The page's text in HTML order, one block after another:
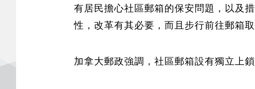
有居民擔心社區郵箱的保安問題，以及
性，改革有其必要，而且步行前往郵箱
加拿大郵政強調，社區郵箱設有獨立上